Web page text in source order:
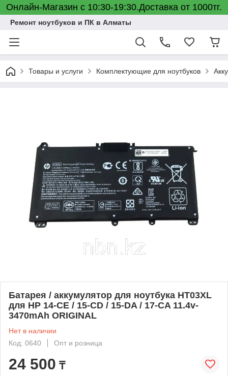
Онлайн-Магазин с 10:30-19:30.Доставка от 1000тг.
Ремонт ноутбуков и ПК в Алматы
Товары и услуги Комплектующие для ноутбуков
Батарея / аккумулятор для ноутбука HT03XL
для HP 14-CE / 15-CD / 15-DA / 17-CA 11.4v-
3470mAh ORIGINAL
Нет в наличии
Код: 0640
Опт и розница
24 500 ₸